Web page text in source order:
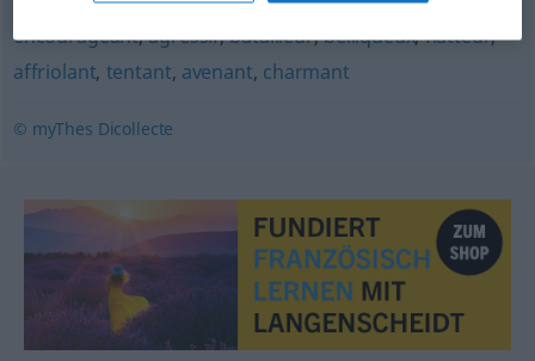
encourageant,agressif,batailleur,belliqueux,flatteur,
affriolant, tentant, avenant, charmant
© myThes Dicollecte